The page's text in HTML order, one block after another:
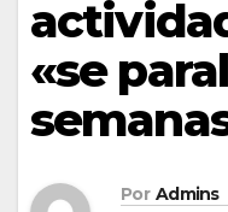
«se
Por Admins